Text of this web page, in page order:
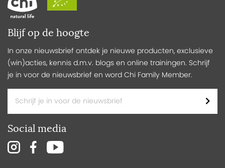
Blijf op de hoogte
In onze nieuwsbrief ontdek je nieuwe producten, exclusieve
(win)acties, kennis d.m.v. blogs en online trainingen. Schrijf
je in voor de nieuwsbrief en word Chi Family Member.
Social media